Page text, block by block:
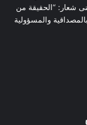
شعار: “الحقيقة من
والمسؤولية